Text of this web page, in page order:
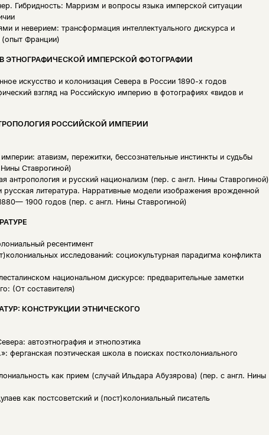
Гибридность: Марризм и вопросы языка имперской ситуации
и неверием: трансформация интеллектуального дискурса и
(опыт Франции)
ЭТНОГРАФИЧЕСКОЙ ИМПЕРСКОЙ ФОТОГРАФИИ
искусство и колонизация Севера в России 1890-х годов
взгляд на Российскую империю в фотографиях «видов и
РОССИЙСКОЙ ИМПЕРИИ
атавизм, пережитки, бессознательные инстинкты и судьбы
Ставрогиной)
антропология и русский национализм (пер. с англ. Нины Ставрогиной)
литература. Нарративные модели изображения врожденной
1900 годов (пер. с англ. Нины Ставрогиной)
ресентимент
исследований: социокультурная парадигма конфликта
национальном дискурсе: предварительные заметки
(От составителя)
КОНСТРУКЦИИ ЭТНИЧЕСКОГО
автоэтнография и этнопоэтика
поэтическая школа в поисках постколониального
как прием (случай Ильдара Абузярова) (пер. с англ. Нины
как постсоветский и (пост)колониальный писатель